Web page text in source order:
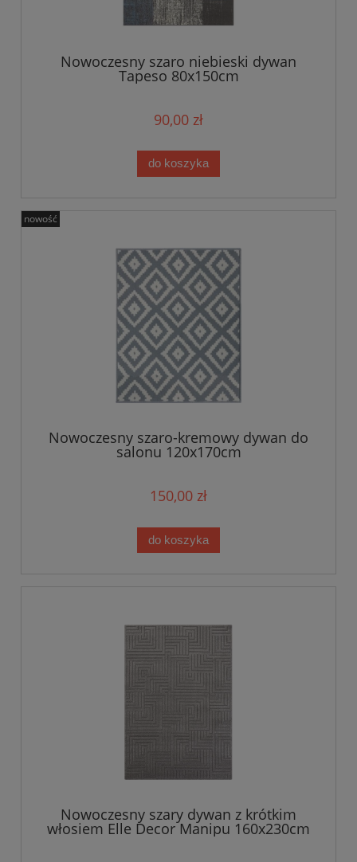
Nowoczesny szaro niebieski dywan
Tapeso 80x150cm
90,00 zł
do koszyka
Nowoczesny szaro-kremowy dywan do
salonu 120x170cm
150,00 zł
do koszyka
nowość
Nowoczesny szary dywan z krótkim
włosiem Elle Decor Manipu 160x230cm